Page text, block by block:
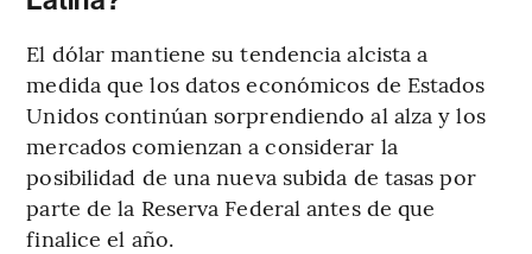
El dólar mantiene su tendencia alcista a
medida que los datos económicos de Estados
Unidos continúan sorprendiendo al alza y los
mercados comienzan a considerar la
posibilidad de una nueva subida de tasas por
parte de la Reserva Federal antes de que
finalice el año.